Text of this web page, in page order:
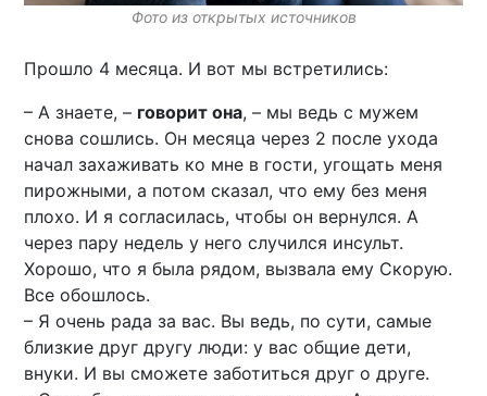
Фото из открытых источников
Прошло 4 месяца. И вот мы встретились:
– А знаете, – говорит она, – мы ведь с мужем
снова сошлись. Он месяца через 2 после ухода
начал захаживать ко мне в гости, угощать меня
пирожными, а потом сказал, что ему без меня
плохо. И я согласилась, чтобы он вернулся. А
через пару недель у него случился инсульт.
Хорошо, что я была рядом, вызвала ему Скорую.
Все обошлось.
– Я очень рада за вас. Вы ведь, по сути, самые
близкие друг другу люди: у вас общие дети,
внуки. И вы сможете заботиться друг о друге.